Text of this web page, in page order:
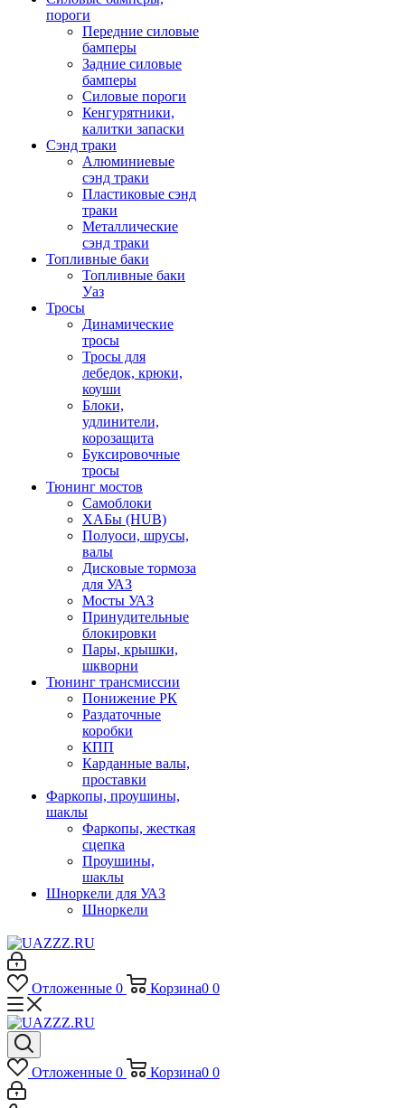
пороги
Передние силовые
бамперы
Задние силовые
бамперы
Силовые пороги
Кенгурятники,
калитки запаски
Сэнд траки
Алюминиевые
сэнд траки
Пластиковые сэнд
траки
Металлические
сэнд траки
Топливные баки
Топливные баки
Уаз
Тросы
Динамические
тросы
Тросы для
лебедок, крюки,
коуши
Блоки,
удлинители,
корозащита
Буксировочные
тросы
Тюнинг мостов
Самоблоки
ХАБы (HUB)
Полуоси, шрусы,
валы
Дисковые тормоза
для УАЗ
Мосты УАЗ
Принудительные
блокировки
Пары, крышки,
шкворни
Тюнинг трансмиссии
Понижение РК
Раздаточные
коробки
КПП
Карданные валы,
проставки
Фаркопы, проушины,
шаклы
Фаркопы, жесткая
сцепка
Проушины,
шаклы
Шноркели для УАЗ
Шноркели
Отложенные 0 Корзина0 0
Отложенные 0 Корзина0 0